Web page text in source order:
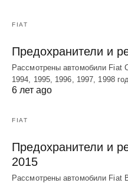
FIAT
Предохранители и
Рассмотрены автомобили Fiat
1994, 1995, 1996, 1997, 1998
6 лет ago
FIAT
Предохранители и
2015
Рассмотрены автомобили Fiat